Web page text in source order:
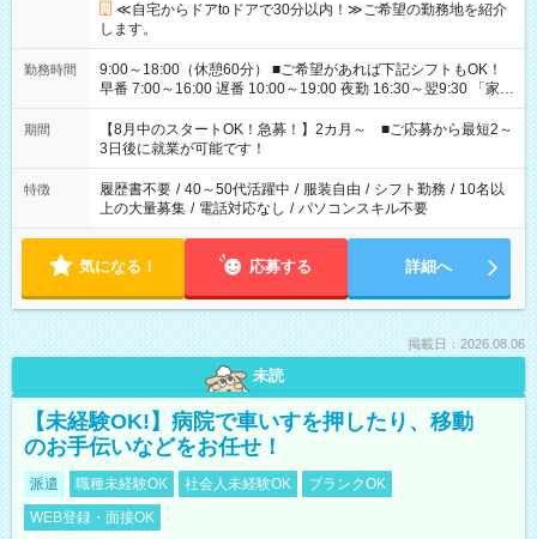
≪自宅からドアtoドアで30分以内！≫ご希望の勤務地を紹介
します。
勤務時間
9:00～18:00（休憩60分） ■ご希望があれば下記シフトもOK！
早番 7:00～16:00 遅番 10:00～19:00 夜勤 16:30～翌9:30 「家族
と休みを合わせたい」 「余裕を持って夕飯の準備がしたい」
「できれば残業はしたくない」 など、ご希望を教えてください
ね。 ※Wワーク希望の方へ 今ご覧のお仕事で希望する勤務時間
と、もう1つのお仕事の勤務時間。 合計で週40時間を超える場
合は応募できません。
期間
【8月中のスタートOK！急募！】2カ月～ ■ご応募から最短2～
3日後に就業が可能です！
特徴 履歴書不要 / 40～50代活躍中 / 服装自由 / シフト勤務 / 10名以
上の大量募集 / 電話対応なし / パソコンスキル不要
気になる！ 応募する 詳細へ
掲載日：2026.08.06
未読
【未経験OK!】病院で車いすを押したり、移動
のお手伝いなどをお任せ！
派遣 職種未経験OK 社会人未経験OK
ブランクOK
WEB登録・面接OK